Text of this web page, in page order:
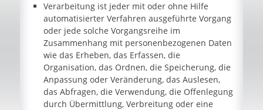
Verarbeitung ist jeder mit oder ohne Hilfe
automatisierter Verfahren ausgeführte Vorgang
oder jede solche Vorgangsreihe im
Zusammenhang mit personenbezogenen Daten
wie das Erheben, das Erfassen, die
Organisation, das Ordnen, die Speicherung, die
Anpassung oder Veränderung, das Auslesen,
das Abfragen, die Verwendung, die Offenlegung
durch Übermittlung, Verbreitung oder eine